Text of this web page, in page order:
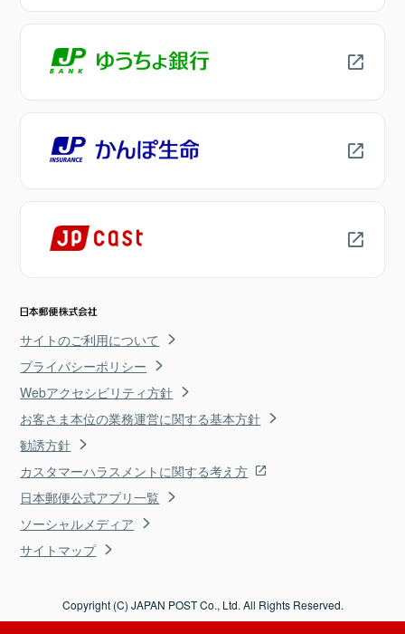
サイトのご利用について
プライバシーポリシー
Webアクセシビリティ方針
お客さま本位の業務運営に関する基本方針
勧誘方針
カスタマーハラスメントに関する考え方
日本郵便公式アプリ一覧
ソーシャルメディア
サイトマップ
Copyright (C) JAPAN POST Co., Ltd. All Rights Reserved.